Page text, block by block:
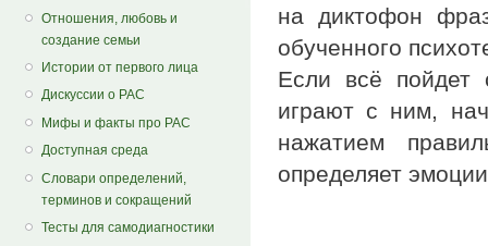
Отношения, любовь и
создание семьи
Истории от первого лица
Дискуссии о РАС
Мифы и факты про РАС
Доступная среда
Словари определений,
терминов и сокращений
Тесты для самодиагностики
на диктофон
обученного
Если всё пойдет
играют с ним,
нажатием
определяет